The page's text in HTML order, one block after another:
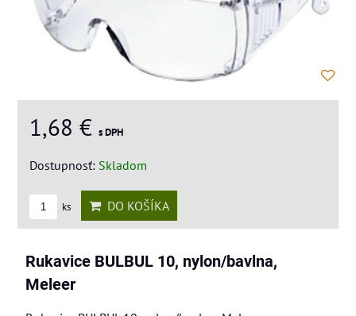
1,68 € s DPH
Dostupnosť: Skladom
ks DO KOŠÍKA
Rukavice BULBUL 10, nylon/bavlna,
Meleer